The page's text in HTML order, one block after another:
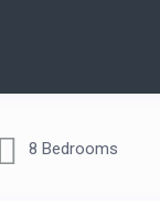
8 Bedrooms